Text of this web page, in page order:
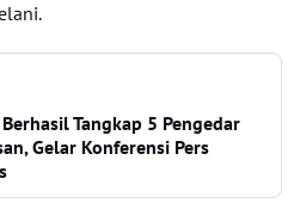
Tangkap 5 Pengedar
Gelar Konferensi Pers